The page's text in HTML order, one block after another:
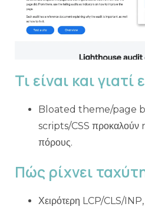
Τι είναι και γιατί
Bloated theme/page
scripts/CSS
πόρους.
Πώς ρίχνει
Χειρότερη LCP/CLS/